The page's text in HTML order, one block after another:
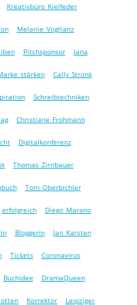
Kreativbüro Kielfeder
Melanie Vogltanz
Pitchsponsor Jana
stärken Cally Stronk
Schreibtechniken
Christiane Frohmann
Digitalkonferenz
Thomas Zirnbauer
Tom Oberbichler
erfolgreich Diego Marano
Bloggerin Jan Karsten
Tickets Coronavirus
Buchidee DramaQueen
Korrektor Leipziger